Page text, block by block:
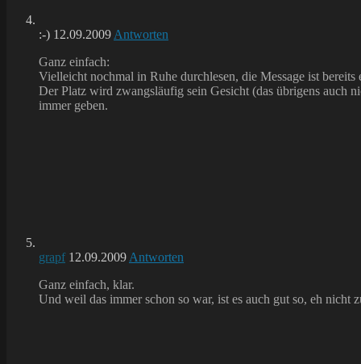
:-) 12.09.2009 Antworten
Ganz einfach:
Vielleicht nochmal in Ruhe durchlesen, die Message ist bereits
Der Platz wird zwangsläufig sein Gesicht (das übrigens auch
immer geben.
grapf 12.09.2009 Antworten
Ganz einfach, klar.
Und weil das immer schon so war, ist es auch gut so, eh